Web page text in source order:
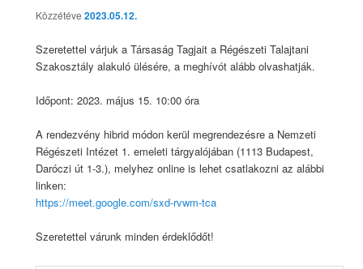
Közzétéve2023.05.12.
Szeretettel várjuk a Társaság Tagjait a Régészeti Talajtani
Szakosztály alakuló ülésére, a meghívót alább olvashatják.
Időpont: 2023. május 15. 10:00 óra
A rendezvény hibrid módon kerül megrendezésre a Nemzeti
Régészeti Intézet 1. emeleti tárgyalójában (1113 Budapest,
Daróczi út 1-3.), melyhez online is lehet csatlakozni az alábbi
linken:
https://meet.google.com/sxd-rvwm-tca
Szeretettel várunk minden érdeklődőt!